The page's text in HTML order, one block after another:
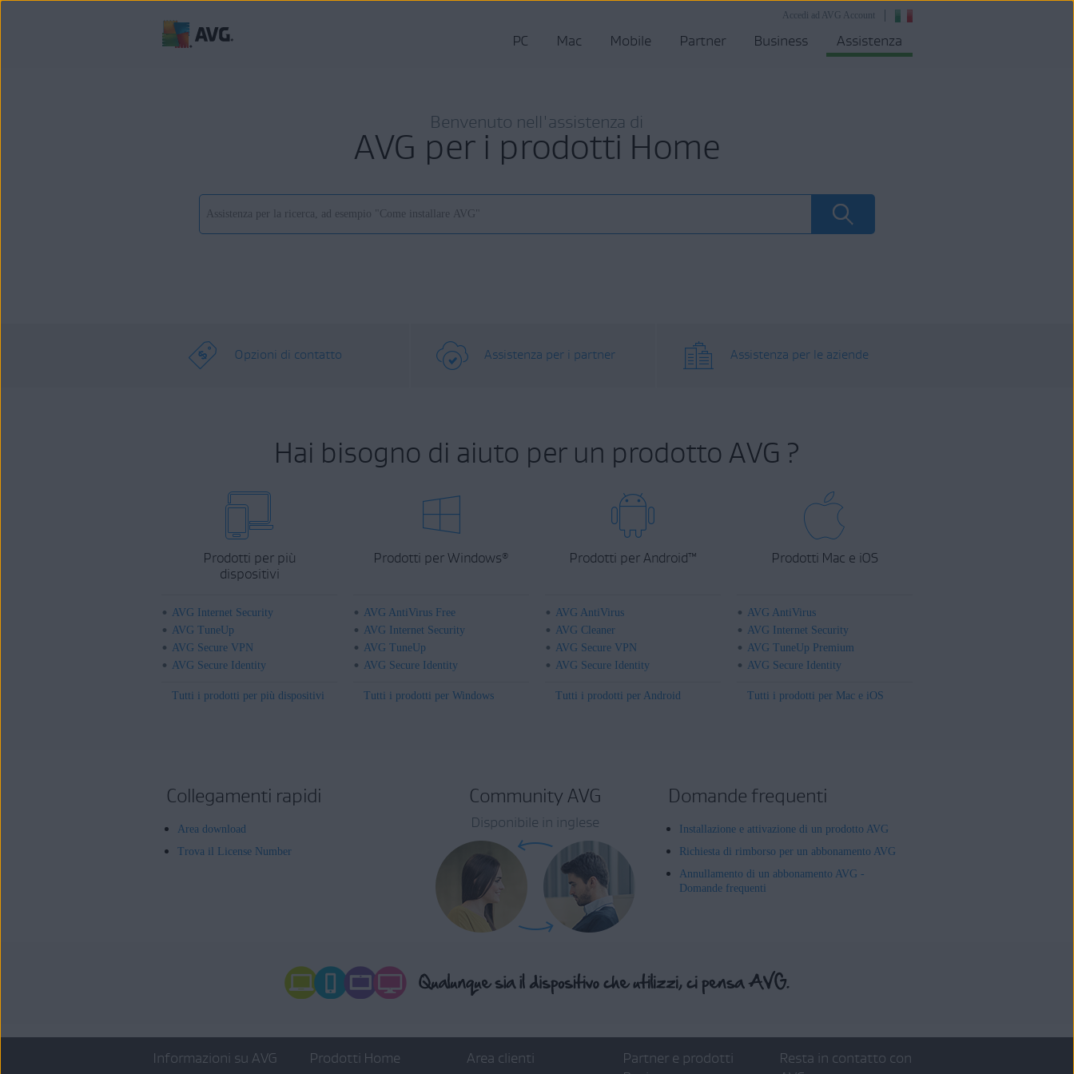
Accedi ad AVG Account
PC Mac Mobile Partner Business Assistenza
Benvenuto nell'assistenza di
AVG per i prodotti Home
Opzioni di contatto Assistenza per i partner Assistenza per le aziende
Hai bisogno di aiuto per un prodotto AVG ?
Prodotti per più
dispositivi
AVG Internet Security
AVG TuneUp
AVG Secure VPN
AVG Secure Identity
Tutti i prodotti per più dispositivi
Prodotti per Windows®
AVG AntiVirus Free
AVG Internet Security
AVG TuneUp
AVG Secure Identity
Tutti i prodotti per Windows
Prodotti per Android™
AVG AntiVirus
AVG Cleaner
AVG Secure VPN
AVG Secure Identity
Tutti i prodotti per Android
Prodotti Mac e iOS
AVG AntiVirus
AVG Internet Security
AVG TuneUp Premium
AVG Secure Identity
Tutti i prodotti per Mac e iOS
Collegamenti rapidi
Area download
Trova il License Number
Community AVG
Disponibile in inglese
Domande frequenti
Installazione e attivazione di un prodotto AVG
Richiesta di rimborso per un abbonamento AVG
Annullamento di un abbonamento AVG -
Domande frequenti
Informazioni su AVG Prodotti Home Area clienti
Partner e prodotti
Resta in contatto con